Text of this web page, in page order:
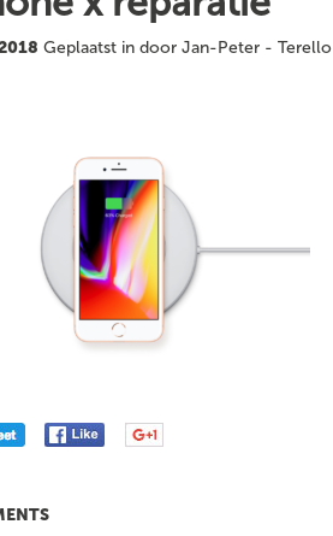
Geplaatst in door Jan-Peter - Terello